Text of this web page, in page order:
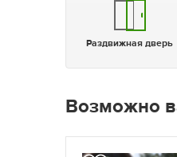
Раздвижная дверь
Возможно